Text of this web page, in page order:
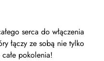
serca do włączenia
łączy ze sobą nie tylko
pokolenia!